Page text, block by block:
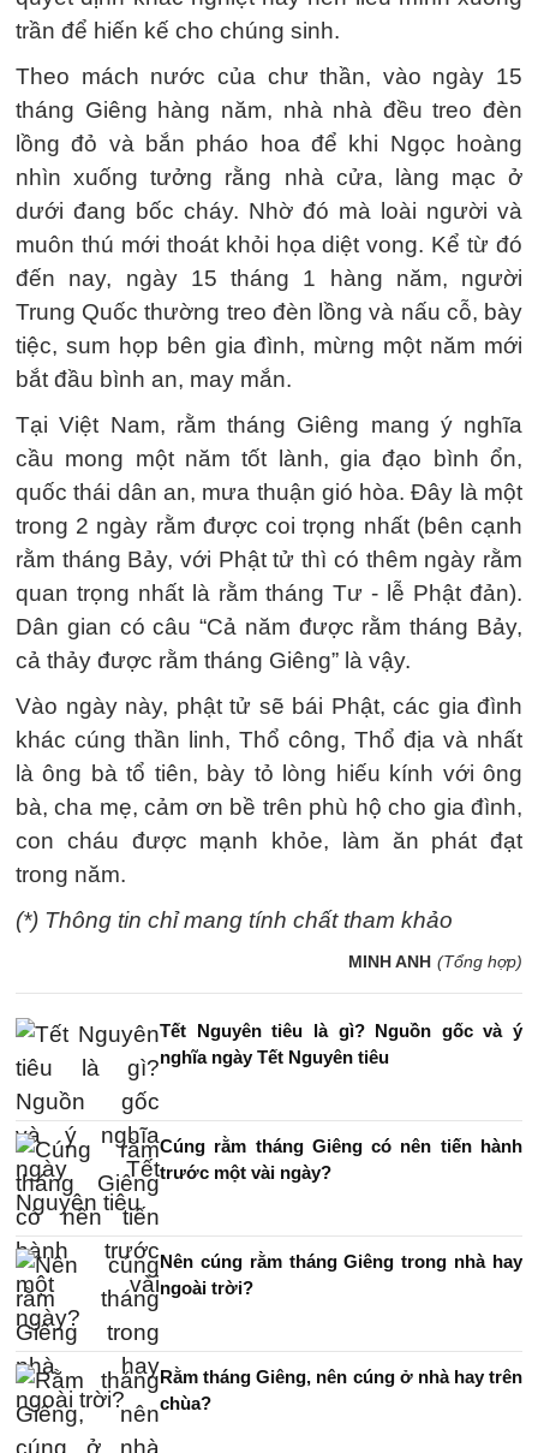
trần để hiến kế cho chúng sinh.
Theo mách nước của chư thần, vào ngày 15
tháng Giêng hàng năm, nhà nhà đều treo đèn
lồng đỏ và bắn pháo hoa để khi Ngọc hoàng
nhìn xuống tưởng rằng nhà cửa, làng mạc ở
dưới đang bốc cháy. Nhờ đó mà loài người và
muôn thú mới thoát khỏi họa diệt vong. Kể từ đó
đến nay, ngày 15 tháng 1 hàng năm, người
Trung Quốc thường treo đèn lồng và nấu cỗ, bày
tiệc, sum họp bên gia đình, mừng một năm mới
bắt đầu bình an, may mắn.
Tại Việt Nam, rằm tháng Giêng mang ý nghĩa
cầu mong một năm tốt lành, gia đạo bình ổn,
quốc thái dân an, mưa thuận gió hòa. Đây là một
trong 2 ngày rằm được coi trọng nhất (bên cạnh
rằm tháng Bảy, với Phật tử thì có thêm ngày rằm
quan trọng nhất là rằm tháng Tư - lễ Phật đản).
Dân gian có câu “Cả năm được rằm tháng Bảy,
cả thảy được rằm tháng Giêng” là vậy.
Vào ngày này, phật tử sẽ bái Phật, các gia đình
khác cúng thần linh, Thổ công, Thổ địa và nhất
là ông bà tổ tiên, bày tỏ lòng hiếu kính với ông
bà, cha mẹ, cảm ơn bề trên phù hộ cho gia đình,
con cháu được mạnh khỏe, làm ăn phát đạt
trong năm.
(*) Thông tin chỉ mang tính chất tham khảo
MINH ANH (Tổng hợp)
Tết Nguyên tiêu là gì? Nguồn gốc và ý
nghĩa ngày Tết Nguyên tiêu
Cúng rằm tháng Giêng có nên tiến hành
trước một vài ngày?
Nên cúng rằm tháng Giêng trong nhà hay
ngoài trời?
Rằm tháng Giêng, nên cúng ở nhà hay trên
chùa?